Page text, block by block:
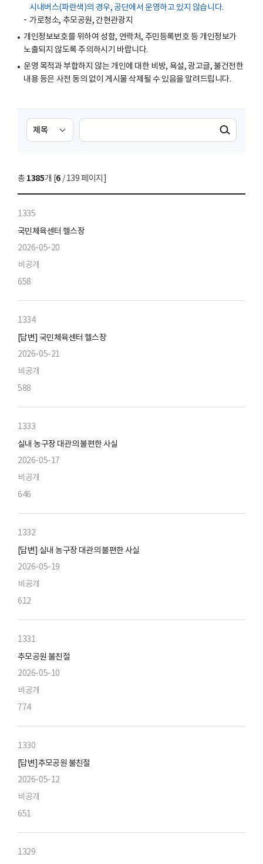
시내버스(파란색)의 경우, 공단에서 운영하고 있지 않습니다.
가로청소, 추모공원, 간현관광지
개인정보보호를 위하여 성함, 연락처, 주민등록번호 등 개인정보가
노출되지 않도록 주의하시기 바랍니다.
운영 목적과 부합하지 않는 개인에 대한 비방, 욕설, 광고글, 불건전한
내용 등은 사전 동의 없이 게시물 삭제될 수 있음을 알려드립니다.
검
색
선
택
색
검색실행
총 1385개 [6 / 139 페이지]
1335
국민체육센터 헬스장
2026-05-20
비공개
658
1334
[답변] 국민체육센터 헬스장
2026-05-21
비공개
588
1333
실내 농구장 대관의 불편한 사실
2026-05-17
비공개
646
1332
[답변] 실내 농구장 대관의 불편한 사실
2026-05-19
비공개
612
1331
추모공원 불친절
2026-05-10
비공개
774
1330
[답변]추모공원 불친절
2026-05-12
비공개
651
1329